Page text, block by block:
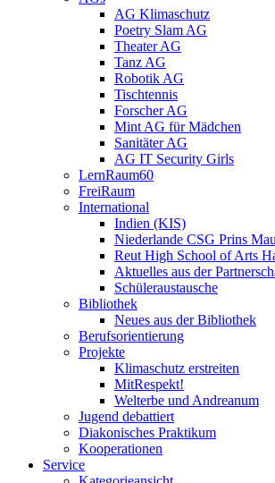
AG Klimaschutz
Poetry Slam AG
Theater AG
Tanz AG
Robotik AG
Tischtennis
Forscher AG
Mint AG für Mädchen
Sanitäter AG
AG IT Security Girls
LernRaum60
FreiRaum
International
Indien (KIS)
Niederlande CSG Prins
Reut High School of Arts
Aktuelles aus der
Schüleraustausche
Bibliothek
Neues aus der Bibliothek
Berufsorientierung
Projekte
Klimaschutz erstreiten
MitRespekt!
Welterbe und Andreanum
Jugend debattiert
Diakonisches Praktikum
Kooperationen
Service